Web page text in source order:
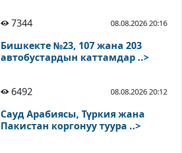
7344 08.08.2026 20:16
Бишкекте №23, 107 жана 203
автобустардын каттамдар ..>
6492 08.08.2026 20:12
Сауд Арабиясы, Түркия жана
Пакистан коргонуу туура ..>